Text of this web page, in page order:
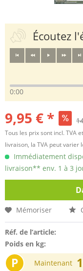
Écoutez
0:00
9,95 € *
Tous les prix sont incl. TVA et
livraison, la TVA peut varier
Immédiatement
livraison** env. 1 à 3
Mémoriser
Réf. de l’article:
Poids en kg:
P Maintenant